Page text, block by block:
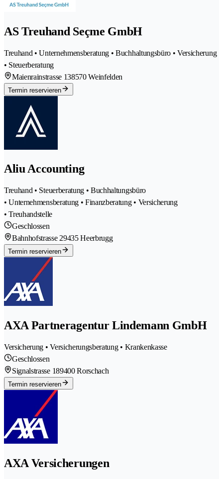
AS Treuhand Seçme GmbH
Treuhand • Unternehmensberatung • Buchhaltungsbüro • Versicherung
• Steuerberatung
Maienrainstrasse 138570 Weinfelden
Termin reservieren
Aliu Accounting
Treuhand • Steuerberatung • Buchhaltungsbüro
• Unternehmensberatung • Finanzberatung • Versicherung
• Treuhandstelle
Geschlossen
Bahnhofstrasse 29435 Heerbrugg
Termin reservieren
AXA Partneragentur Lindemann GmbH
Versicherung • Versicherungsberatung • Krankenkasse
Geschlossen
Signalstrasse 189400 Rorschach
Termin reservieren
AXA Versicherungen